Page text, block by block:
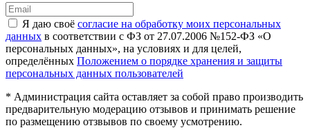
Я даю своё согласие на обработку моих персональных
данных в соответствии с ФЗ от 27.07.2006 №152-ФЗ «О
персональных данных», на условиях и для целей,
определённых Положением о порядке хранения и защиты
персональных данных пользователей
* Администрация сайта оставляет за собой право производить
предварительную модерацию отзывов и принимать решение
по размещению отзвывов по своему усмотрению.